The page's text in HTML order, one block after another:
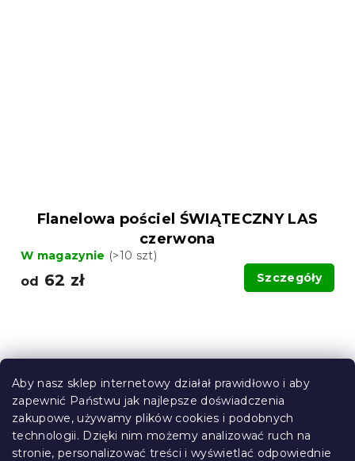
Aby nasz sklep internetowy działał prawidłowo i aby
zapewnić Państwu jak najlepsze doświadczenia
zakupowe, używamy plików cookies i podobnych
technologii. Dzięki nim możemy analizować ruch na
stronie, personalizować treści i wyświetlać odpowiednie
Flanelowa pościel ŚWIĄTECZNY LAS
czerwona
W magazynie (>10 szt)
od 62 zł Szczegóły